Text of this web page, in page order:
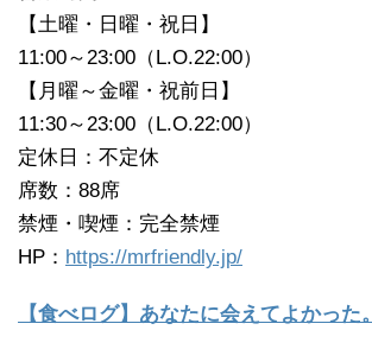
【土曜・日曜・祝日】
11:00～23:00（L.O.22:00）
【月曜～金曜・祝前日】
11:30～23:00（L.O.22:00）
定休日：不定休
席数：88席
禁煙・喫煙：完全禁煙
HP： https://mrfriendly.jp/
【食べログ】あなたに会えてよかった。